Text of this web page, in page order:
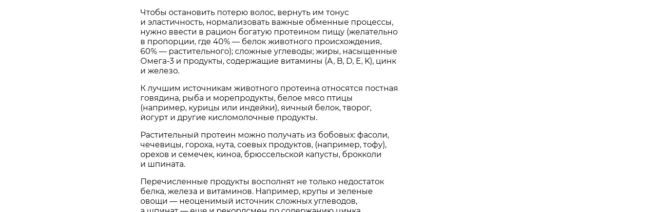
Чтобы остановить потерю волос, вернуть им тонус
и эластичность, нормализовать важные обменные процессы,
нужно ввести в рацион богатую протеином пищу (желательно
в пропорции, где 40% — белок животного происхождения,
60% — растительного); сложные углеводы; жиры, насыщенные
Омега-3 и продукты, содержащие витамины (А, B, D, E, K), цинк
и железо.
К лучшим источникам животного протеина относятся постная
говядина, рыба и морепродукты, белое мясо птицы
(например, курицы или индейки), яичный белок, творог,
йогурт и другие кисломолочные продукты.
Растительный протеин можно получать из бобовых: фасоли,
чечевицы, гороха, нута, соевых продуктов, (например, тофу),
орехов и семечек, киноа, брюссельской капусты, брокколи
и шпината.
Перечисленные продукты восполнят не только недостаток
белка, железа и витаминов. Например, крупы и зеленые
овощи — неоценимый источник сложных углеводов,